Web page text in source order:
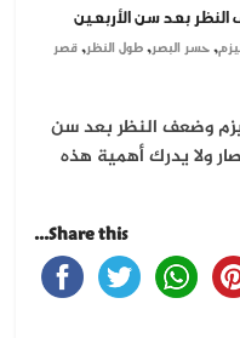
بعد سن الأربعين
,حسر البصر,طول النظر,قصر
وضعف النظر بعد سن
ولا يدرك أهمية هذه
Share this...